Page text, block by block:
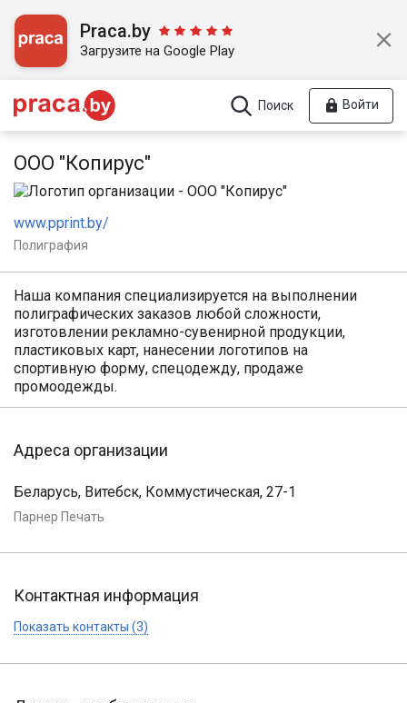
Praca.by
Загрузите на Google Play
Поиск Войти
ООО "Копирус"
www.pprint.by/
Полиграфия
Наша компания специализируется на выполнении
полиграфических заказов любой сложности,
изготовлении рекламно-сувенирной продукции,
пластиковых карт, нанесении логотипов на
спортивную форму, спецодежду, продаже
промоодежды.
Адреса организации
Беларусь, Витебск, Коммустическая, 27-1
Парнер Печать
Контактная информация
Показать контакты (3)